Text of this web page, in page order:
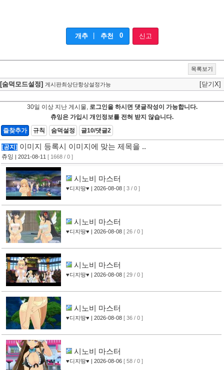
개추 | 추천 0 신고
목록보기
[숨덕모드설정] 게시판최상단항상설정가능 [닫기X]
30일 이상 지난 게시물,
로그인을 하시면 댓글작성이 가능합니다.
츄잉은 가입시 개인정보를 전혀 받지 않습니다.
즐찾추가
규칙 숨덕설정 글10/댓글2
[공지] 이미지 등록시 이미지에 맞는 제목을 ..
츄잉 | 2021-08-11 [ 1668 / 0 ]
시노비 마스터
♥디지땅♥ | 2026-08-08 [ 3 / 0 ]
시노비 마스터
♥디지땅♥ | 2026-08-08 [ 26 / 0 ]
시노비 마스터
♥디지땅♥ | 2026-08-08 [ 29 / 0 ]
시노비 마스터
♥디지땅♥ | 2026-08-08 [ 36 / 0 ]
시노비 마스터
♥디지땅♥ | 2026-08-06 [ 58 / 0 ]